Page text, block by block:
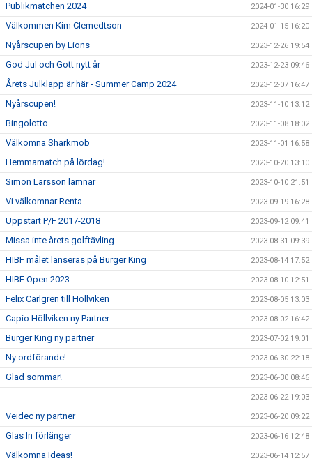
Publikmatchen 2024 2024-01-30 16:29
Välkommen Kim Clemedtson 2024-01-15 16:20
Nyårscupen by Lions 2023-12-26 19:54
God Jul och Gott nytt år 2023-12-23 09:46
Årets Julklapp är här - Summer Camp 2024 2023-12-07 16:47
Nyårscupen! 2023-11-10 13:12
Bingolotto 2023-11-08 18:02
Välkomna Sharkmob 2023-11-01 16:58
Hemmamatch på lördag! 2023-10-20 13:10
Simon Larsson lämnar 2023-10-10 21:51
Vi välkomnar Renta 2023-09-19 16:28
Uppstart P/F 2017-2018 2023-09-12 09:41
Missa inte årets golftävling 2023-08-31 09:39
HIBF målet lanseras på Burger King 2023-08-14 17:52
HIBF Open 2023 2023-08-10 12:51
Felix Carlgren till Höllviken 2023-08-05 13:03
Capio Höllviken ny Partner 2023-08-02 16:42
Burger King ny partner 2023-07-02 19:01
Ny ordförande! 2023-06-30 22:18
Glad sommar! 2023-06-30 08:46
2023-06-22 19:03
Veidec ny partner 2023-06-20 09:22
Glas In förlänger 2023-06-16 12:48
Välkomna Ideas! 2023-06-14 12:57